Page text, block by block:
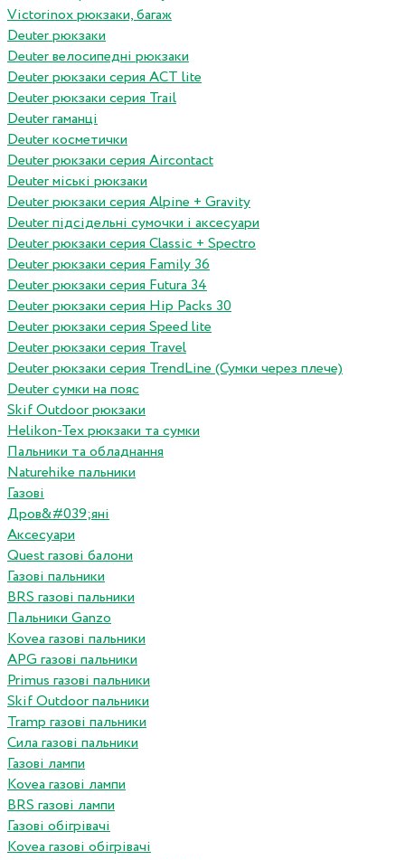
Victorinox рюкзаки, багаж
Deuter рюкзаки
Deuter велосипедні рюкзаки
Deuter рюкзаки серия ACT lite
Deuter рюкзаки серия Trail
Deuter гаманці
Deuter косметички
Deuter рюкзаки серия Aircontact
Deuter міські рюкзаки
Deuter рюкзаки серия Alpine + Gravity
Deuter підсідельні сумочки і аксесуари
Deuter рюкзаки серия Classic + Spectro
Deuter рюкзаки серия Family 36
Deuter рюкзаки серия Futura 34
Deuter рюкзаки серия Hip Packs 30
Deuter рюкзаки серия Speed lite
Deuter рюкзаки серия Travel
Deuter рюкзаки серия TrendLine (Сумки через плече)
Deuter сумки на пояс
Skif Outdoor рюкзаки
Helikon-Tex рюкзаки та сумки
Пальники та обладнання
Naturehike пальники
Газові
Дров&#039;яні
Аксесуари
Quest газові балони
Газові пальники
BRS газові пальники
Пальники Ganzo
Kovea газові пальники
APG газові пальники
Primus газові пальники
Skif Outdoor пальники
Tramp газові пальники
Сила газові пальники
Газові лампи
Kovea газові лампи
BRS газові лампи
Газові обігрівачі
Kovea газові обігрівачі